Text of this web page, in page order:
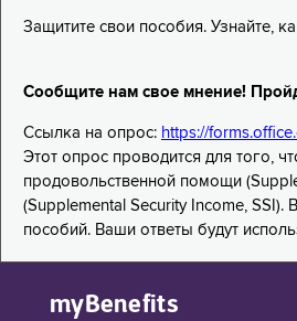
Защитите свои пособия. Узнайте,
Сообщите нам свое мнение!
Ссылка на опрос: https://
Этот опрос проводится для того,
продовольственной помощи
(Supplemental Security Income,
пособий. Ваши ответы будут
myBenefits